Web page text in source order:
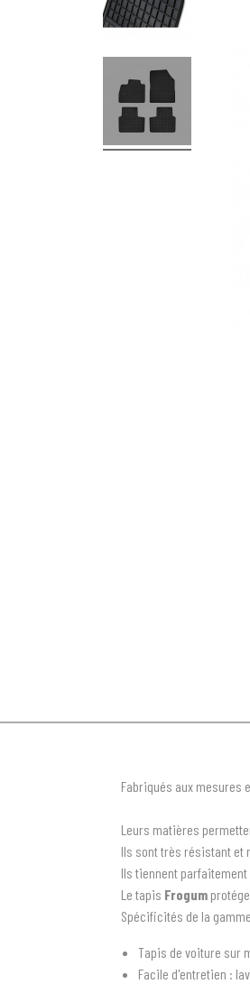
Fabriqués aux mesures
Leurs matières
Ils sont très résistant et
Ils tiennent
Le tapis Frogum
Spécificités de la
Tapis de voiture sur
Facile d'entretien :